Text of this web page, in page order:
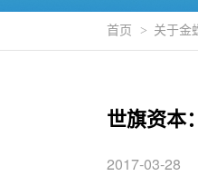
首页 关于金
世旗资本
2017-03-28